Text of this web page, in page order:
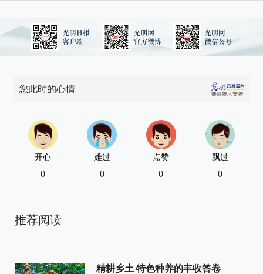
您此时的心情
开心
0
难过
0
点赞
0
飘过
0
推荐阅读
精耕乡土 特色种养的丰收答卷